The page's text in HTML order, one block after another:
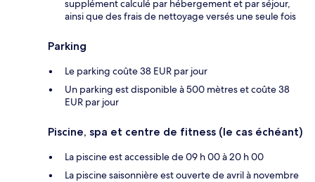
supplément calculé par hébergement et par séjour,
ainsi que des frais de nettoyage versés une seule fois
Parking
Le parking coûte 38 EUR par jour
Un parking est disponible à 500 mètres et coûte 38
EUR par jour
Piscine, spa et centre de fitness (le cas échéant)
La piscine est accessible de 09 h 00 à 20 h 00
La piscine saisonnière est ouverte de avril à novembre